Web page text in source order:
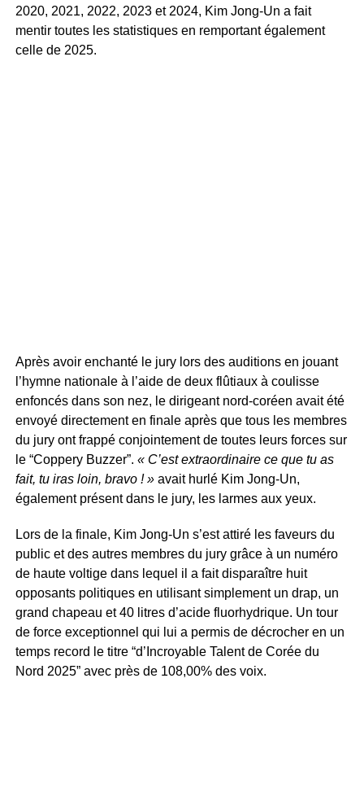
2020, 2021, 2022, 2023 et 2024, Kim Jong-Un a fait
mentir toutes les statistiques en remportant également
celle de 2025.
Après avoir enchanté le jury lors des auditions en jouant
l’hymne nationale à l’aide de deux flûtiaux à coulisse
enfoncés dans son nez, le dirigeant nord-coréen avait été
envoyé directement en finale après que tous les membres
du jury ont frappé conjointement de toutes leurs forces sur
le “Coppery Buzzer”. « C’est extraordinaire ce que tu as
fait, tu iras loin, bravo ! »avait hurlé Kim Jong-Un,
également présent dans le jury, les larmes aux yeux.
Lors de la finale, Kim Jong-Un s’est attiré les faveurs du
public et des autres membres du jury grâce à un numéro
de haute voltige dans lequel il a fait disparaître huit
opposants politiques en utilisant simplement un drap, un
grand chapeau et 40 litres d’acide fluorhydrique. Un tour
de force exceptionnel qui lui a permis de décrocher en un
temps record le titre “d’Incroyable Talent de Corée du
Nord 2025” avec près de 108,00% des voix.